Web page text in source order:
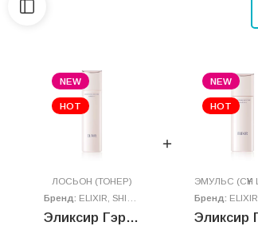
NEW
HOT
ЛОСЬОН (ТОНЕР)
Бренд: ELIXIR SHISEIDO
Эликсир Гэрэлтүүлэгч Лосьон
NEW
HOT
Бренд: ELIXIR